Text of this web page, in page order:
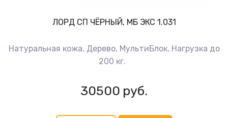
ЛОРД СП ЧЁРНЫЙ, МБ ЭКС 1.031
Натуральная кожа, Дерево, МультиБлок, Нагрузка до
200 кг.
30500 руб.